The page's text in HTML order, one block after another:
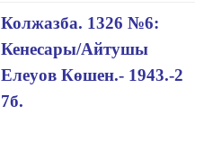
Колжазба. 1326 №6:
Кенесары/Айтушы
Елеуов Көшен.- 1943.-2
7б.